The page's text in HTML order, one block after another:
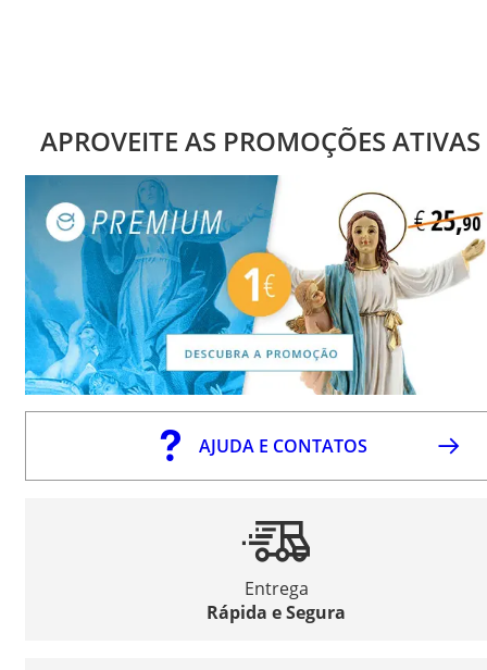
APROVEITE AS PROMOÇÕES ATIVAS
AJUDA E CONTATOS
Entrega
Rápida e Segura